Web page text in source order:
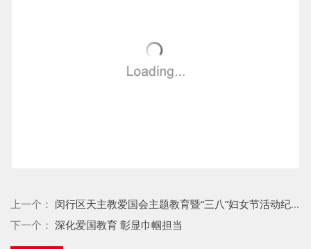
上一个： 闵行区天主教爱国会主题教育暨“三八”妇女节活动纪实
下一个：深化爱国教育 彰显巾帼担当